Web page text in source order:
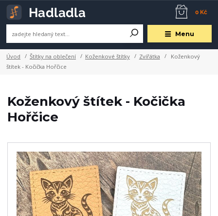
Menu
0 Kč
Úvod Štítky na oblečení Koženkové štítky Zvířátka
Koženkový
štítek - Kočička Hořčice
Koženkový štítek - Kočička
Hořčice